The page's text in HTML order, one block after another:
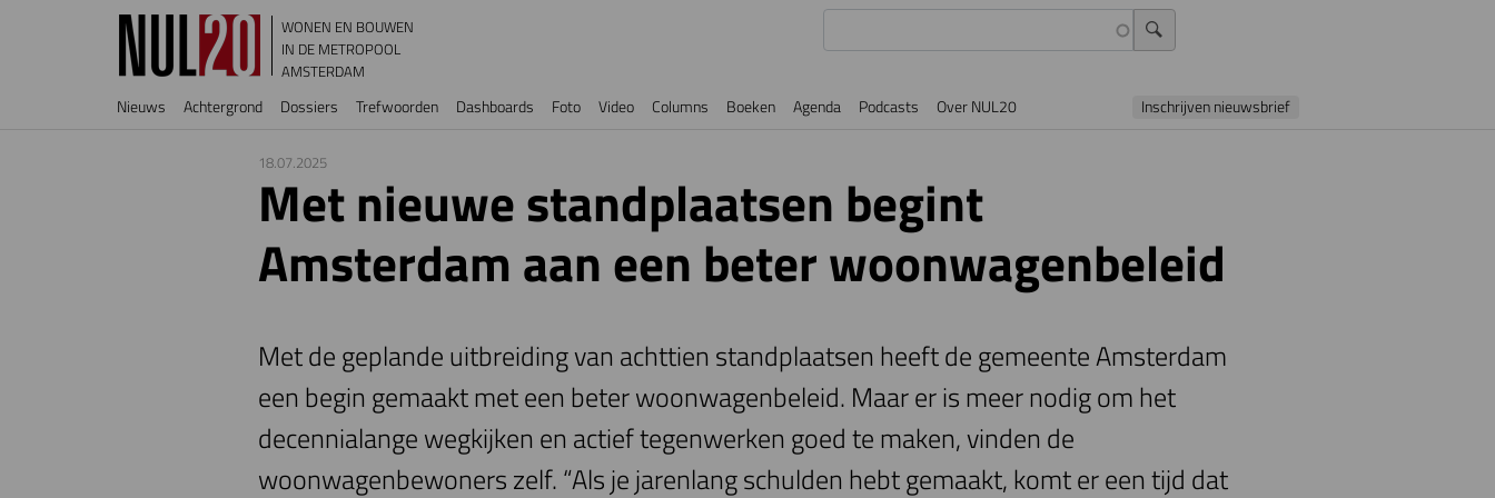
Overslaan en naar de inhoud gaan
WONEN EN BOUWEN
IN DE METROPOOL
AMSTERDAM
Hoofdnavigatie
Nieuws Achtergrond Dossiers Trefwoorden Dashboards Foto Video Columns Boeken Agenda Podcasts Over NUL20 Inschrijven nieuwsbrief
18.07.2025
Met nieuwe standplaatsen begint
Amsterdam aan een beter woonwagenbeleid
Met de geplande uitbreiding van achttien standplaatsen heeft de gemeente Amsterdam
een begin gemaakt met een beter woonwagenbeleid. Maar er is meer nodig om het
decennialange wegkijken en actief tegenwerken goed te maken, vinden de
woonwagenbewoners zelf. “Als je jarenlang schulden hebt gemaakt, komt er een tijd dat